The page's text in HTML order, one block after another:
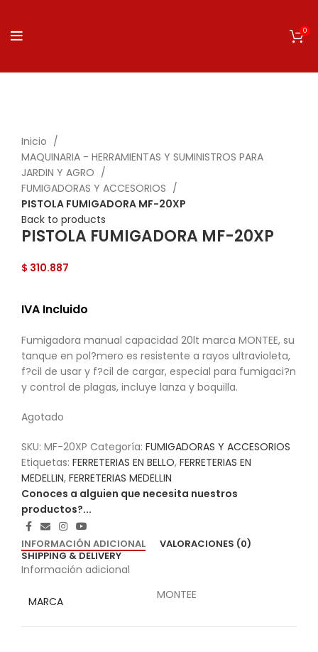
0
Inicio
MAQUINARIA - HERRAMIENTAS Y SUMINISTROS PARA
JARDIN Y AGRO
FUMIGADORAS Y ACCESORIOS
PISTOLA FUMIGADORA MF-20XP
Back to products
PISTOLA FUMIGADORA MF-20XP
$ 310.887
IVA Incluido
Fumigadora manual capacidad 20lt marca MONTEE, su
tanque en pol?mero es resistente a rayos ultravioleta,
f?cil de usar y f?cil de cargar, especial para fumigaci?n
y control de plagas, incluye lanza y boquilla.
Agotado
SKU: MF-20XP Categoría: FUMIGADORAS Y ACCESORIOS
Etiquetas: FERRETERIAS EN BELLO, FERRETERIAS EN
MEDELLIN, FERRETERIAS MEDELLIN
Conoces a alguien que necesita nuestros
productos?...
INFORMACIÓN ADICIONAL
VALORACIONES (0)
SHIPPING & DELIVERY
Información adicional
MARCA MONTEE